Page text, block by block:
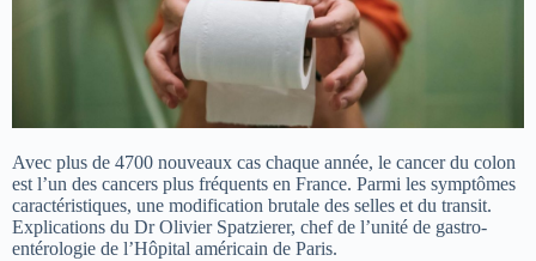
Avec plus de 4700 nouveaux cas chaque année, le cancer du colon
est l’un des cancers plus fréquents en France. Parmi les symptômes
caractéristiques, une modification brutale des selles et du transit.
Explications du Dr Olivier Spatzierer, chef de l’unité de gastro-
entérologie de l’Hôpital américain de Paris.